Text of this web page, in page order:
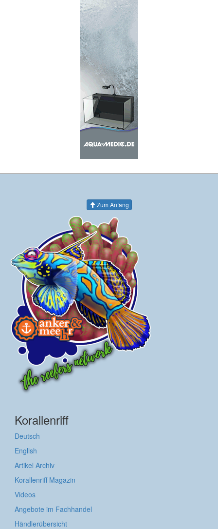
Zum Anfang
Korallenriff
Deutsch
English
Artikel Archiv
Korallenriff Magazin
Videos
Angebote im Fachhandel
Händlerübersicht